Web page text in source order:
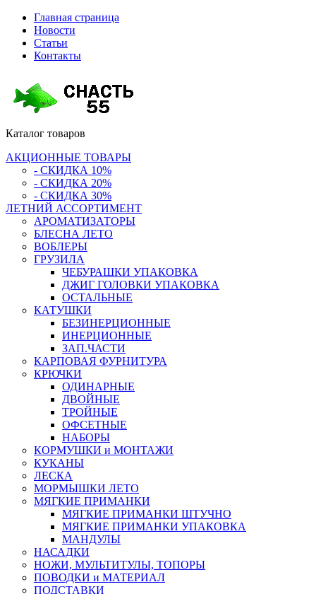
Главная страница
Новости
Статьи
Контакты
Каталог товаров
АКЦИОННЫЕ ТОВАРЫ
- СКИДКА 10%
- СКИДКА 20%
- СКИДКА 30%
ЛЕТНИЙ АССОРТИМЕНТ
АРОМАТИЗАТОРЫ
БЛЕСНА ЛЕТО
ВОБЛЕРЫ
ГРУЗИЛА
ЧЕБУРАШКИ УПАКОВКА
ДЖИГ ГОЛОВКИ УПАКОВКА
ОСТАЛЬНЫЕ
КАТУШКИ
БЕЗИНЕРЦИОННЫЕ
ИНЕРЦИОННЫЕ
ЗАП.ЧАСТИ
КАРПОВАЯ ФУРНИТУРА
КРЮЧКИ
ОДИНАРНЫЕ
ДВОЙНЫЕ
ТРОЙНЫЕ
ОФСЕТНЫЕ
НАБОРЫ
КОРМУШКИ и МОНТАЖИ
КУКАНЫ
ЛЕСКА
МОРМЫШКИ ЛЕТО
МЯГКИЕ ПРИМАНКИ
МЯГКИЕ ПРИМАНКИ ШТУЧНО
МЯГКИЕ ПРИМАНКИ УПАКОВКА
МАНДУЛЫ
НАСАДКИ
НОЖИ, МУЛЬТИТУЛЫ, ТОПОРЫ
ПОВОДКИ и МАТЕРИАЛ
ПОДСТАВКИ